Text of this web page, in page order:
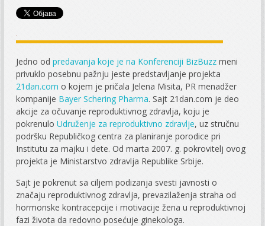
Jedno odpredavanja koje je na Konferenciji BizBuzz meni
privuklo posebnu pažnju jeste predstavljanje projekta
21dan.com o kojem je pričala Jelena Misita, PR menadžer
kompanije Bayer Schering Pharma. Sajt 21dan.com je deo
akcije za očuvanje reproduktivnog zdravlja, koju je
pokrenuloUdruženje za reproduktivno zdravlje, uz stručnu
podršku Republičkog centra za planiranje porodice pri
Institutu za majku i dete. Od marta 2007. g. pokrovitelj ovog
projekta je Ministarstvo zdravlja Republike Srbije.
Sajt je pokrenut sa ciljem podizanja svesti javnosti o
značaju reproduktivnog zdravlja, prevazilaženja straha od
hormonske kontracepcije i motivacije žena u reproduktivnoj
fazi života da redovno posećuje ginekologa.